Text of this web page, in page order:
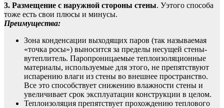
3. Размещение с наружной стороны стены. Уэтого способа
тоже есть свои плюсы и минусы.
Преимущества:
Зона конденсации выходящих паров (так называемая
«точка росы») выносится за пределы несущей стены-
вутеплитель. Паропроницаемые теплоизоляционные
материалы, используемые для этого, не препятствуют
испарению влаги из стены во внешнее пространство.
Все это способствует снижению влажности стены и
увеличивает срок эксплуатации конструкции в целом.
Теплоизоляция препятствует прохождению теплового